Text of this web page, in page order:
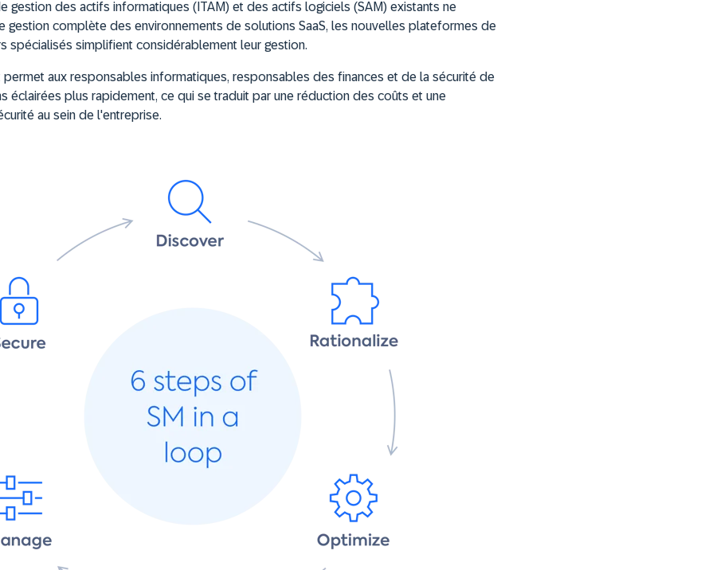
gestion des actifs informatiques (ITAM) et des actifs logiciels (SAM) existants ne
gestion complète des environnements de solutions SaaS, les nouvelles plateformes de
spécialisés simplifient considérablement leur gestion.
permet aux responsables informatiques, responsables des finances et de la sécurité de
éclairées plus rapidement, ce qui se traduit par une réduction des coûts et une
au sein de l'entreprise.